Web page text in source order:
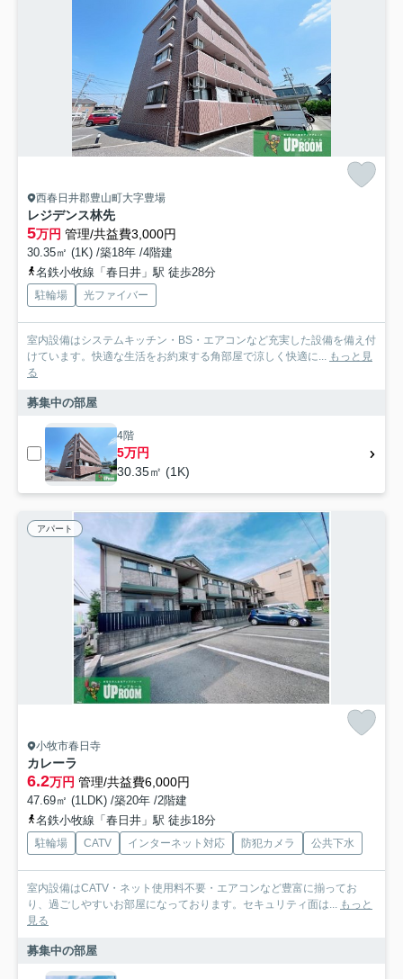
西春日井郡豊山町大字豊場
レジデンス林先
5万円 管理/共益費3,000円
30.35㎡ (1K) /築18年 /4階建
名鉄小牧線「春日井」駅 徒歩28分
駐輪場 光ファイバー
室内設備はシステムキッチン・BS・エアコンなど充実した設備を備え付
けています。快適な生活をお約束する角部屋で涼しく快適に...
もっと見
る
募集中の部屋
4階
5万円
30.35㎡ (1K)
アパート
小牧市春日寺
カレーラ
6.2万円 管理/共益費6,000円
47.69㎡ (1LDK) /築20年 /2階建
名鉄小牧線「春日井」駅 徒歩18分
駐輪場 CATV インターネット対応 防犯カメラ 公共下水
室内設備はCATV・ネット使用料不要・エアコンなど豊富に揃ってお
り、過ごしやすいお部屋になっております。セキュリティ面は...
もっと
見る
募集中の部屋